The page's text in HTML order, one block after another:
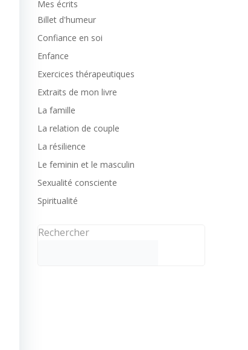
Mes écrits
Billet d'humeur
Confiance en soi
Enfance
Exercices thérapeutiques
Extraits de mon livre
La famille
La relation de couple
La résilience
Le feminin et le masculin
Sexualité consciente
Spiritualité
Rechercher